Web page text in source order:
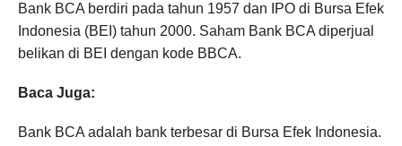
Bank BCA berdiri pada tahun 1957 dan IPO di Bursa Efek
Indonesia (BEI) tahun 2000. Saham Bank BCA diperjual
belikan di BEI dengan kode BBCA.
Baca Juga:
Bank BCA adalah bank terbesar di Bursa Efek Indonesia.